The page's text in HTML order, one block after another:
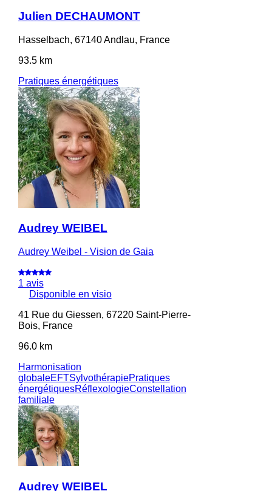
Julien DECHAUMONT
Hasselbach, 67140 Andlau, France
93.5 km
Pratiques énergétiques
Audrey WEIBEL
Audrey Weibel - Vision de Gaia
1 avis
Disponible en visio
41 Rue du Giessen, 67220 Saint-Pierre-
Bois, France
96.0 km
Harmonisation
globaleEFTSylvothérapiePratiques
énergétiquesRéflexologieConstellation
familiale
Audrey WEIBEL